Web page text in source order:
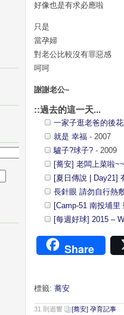
好像也是有求必應啦
只是
當孕婦
對老公比較沒有罪惡感
呵呵
謝謝老公~
::過去的這一天...
一家子逛老爸的後花
就是 幸福 - 2007
驢子?球子? - 2009
[蕎安] 老闆上菜啦~~
[夏日傳說 | Day21]
長針眼 請勿自行熱
[Camp-51 南投埔
[每週好球] 2015 –
Share
標籤: 蕎安
31 則迴響 [蕎安] 孕育記事